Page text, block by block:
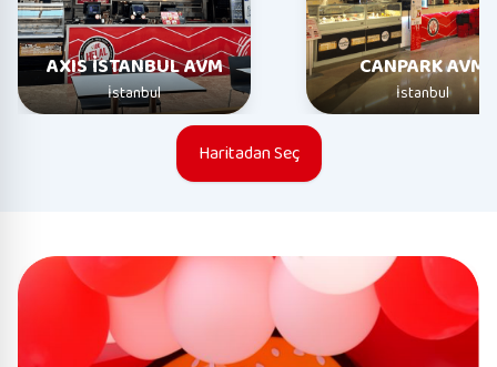
AXIS İSTANBUL AVM
İstanbul
CANPARK AVM
İstanbul
Haritadan Seç